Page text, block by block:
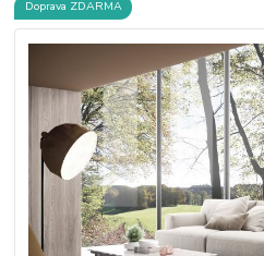
Doprava ZDARMA